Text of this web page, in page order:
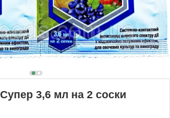
Супер 3,6 мл на 2 соски